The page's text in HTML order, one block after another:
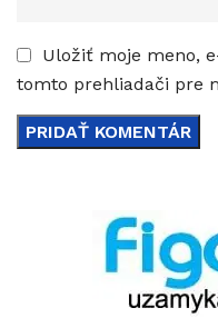
Uložiť moje meno,
tomto prehliadači pre